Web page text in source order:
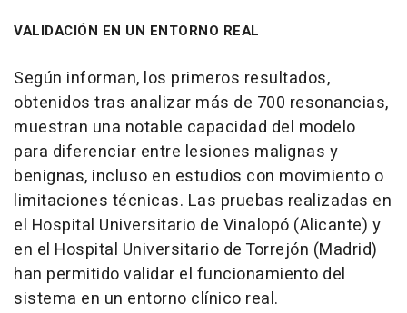
VALIDACIÓN EN UN ENTORNO REAL
Según informan, los primeros resultados,
obtenidos tras analizar más de 700 resonancias,
muestran una notable capacidad del modelo
para diferenciar entre lesiones malignas y
benignas, incluso en estudios con movimiento o
limitaciones técnicas. Las pruebas realizadas en
el Hospital Universitario de Vinalopó (Alicante) y
en el Hospital Universitario de Torrejón (Madrid)
han permitido validar el funcionamiento del
sistema en un entorno clínico real.